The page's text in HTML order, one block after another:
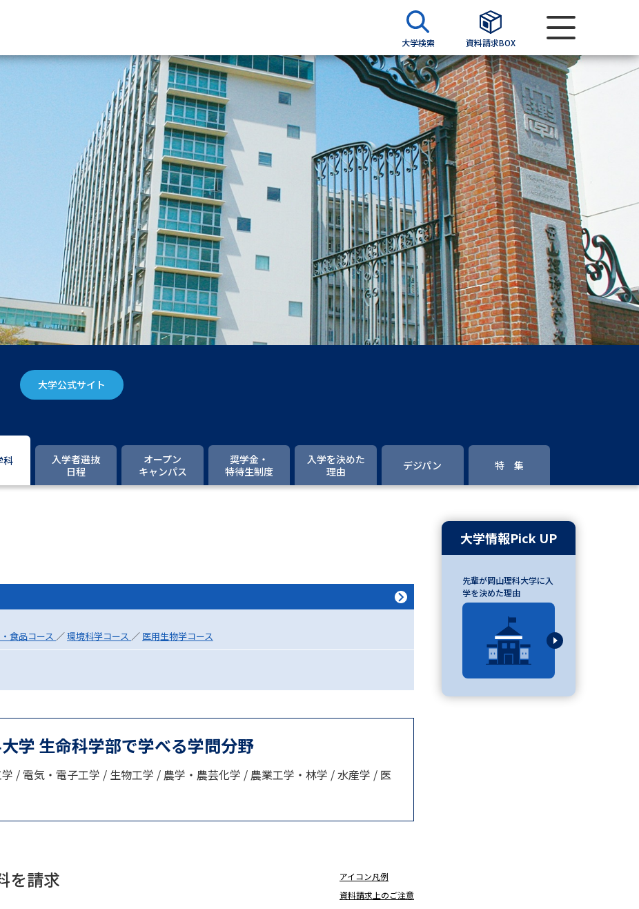
大学検索 資料請求BOX
資料請求 資料検索
大学・短大の資料種類から請求
大学パンフ
学部・学科パンフ
総合型選抜・学校推薦型選抜 募集要項＆願書
大学入学共通テスト利用選抜の募集要項＆願書
過去問題集
大学・短大以外の資料から請求
専門学校の資料請求 大学院の資料請求
留学・進学関連、塾・予備校
大学入学共通テスト「受験案内」の請求
大学入学共通テスト「受験上の配慮案内」の請求
高等学校卒業程度認定試験
大学研究 大学検索
デジタルパンフレット
進路の３択
新学年スタート号特集ページ（高3生用）
新学年スタート号特集ページ（高2生用）
SELFBRAND特集ページ
先輩が入学を決めた理由
新生活お役立ちガイド
大学公式サイト
科
入学者選抜
日程
オープン
キャンパス
奨学金・
特待生制度
入学を決めた
理由
デジパン 特 集
食品コース ／環境科学コース ／ 医用生物学コース
学 生命科学部で学べる学問分野
/ 電気・電子工学 / 生物工学 / 農学・農芸化学 / 農業工学・林学 / 水産学 / 医
を請求
アイコン凡例
資料請求上のご注意
大学情報Pick UP
先輩が岡山理科大学に入
学を決めた理由